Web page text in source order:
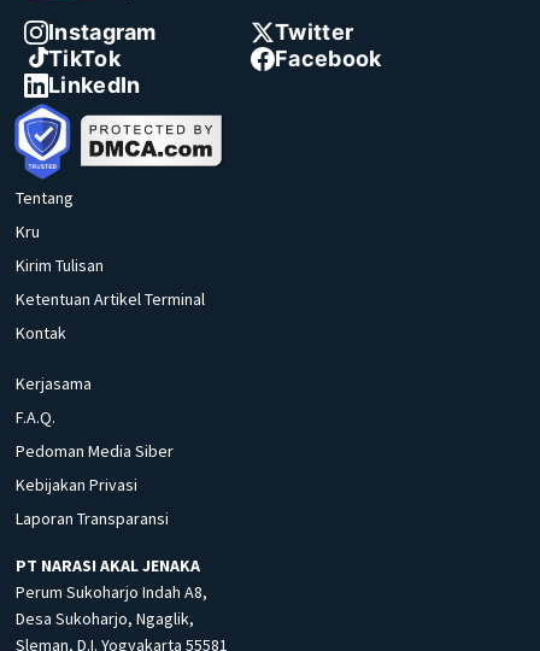
Instagram
Twitter
TikTok
Facebook
LinkedIn
Tentang
Kru
Kirim Tulisan
Ketentuan Artikel Terminal
Kontak
Kerjasama
F.A.Q.
Pedoman Media Siber
Kebijakan Privasi
Laporan Transparansi
PT NARASI AKAL JENAKA
Perum Sukoharjo Indah A8,
Desa Sukoharjo, Ngaglik,
Sleman, D.I. Yogyakarta 55581